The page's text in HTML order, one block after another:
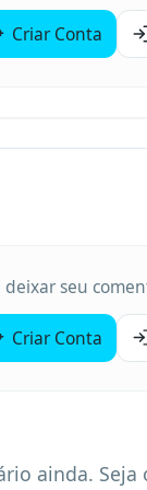
Criar Conta
deixar seu
Criar Conta
ainda.